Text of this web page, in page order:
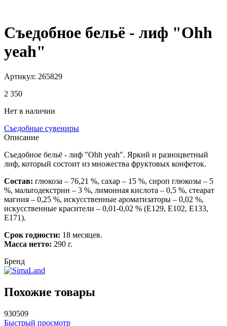
Съедобное бельё - лиф "Ohh
yeah"
Артикул: 265829
2 350
Нет в наличии
Съедобные сувениры
Описание
Съедобное бельё - лиф "Ohh yeah". Яркий и разноцветный
лиф, который состоит из множества фруктовых конфеток.
Состав: глюкоза – 76,21 %, сахар – 15 %, сироп глюкозы – 5
%, мальтодекстрин – 3 %, лимонная кислота – 0,5 %, стеарат
магния – 0,25 %, искусственные ароматизаторы – 0,02 %,
искусственные красители – 0,01-0,02 % (E129, Е102, Е133,
Е171).
Срок годности: 18 месяцев.
Масса нетто: 290 г.
Бренд
Похожие товары
930509
Быстрый просмотр